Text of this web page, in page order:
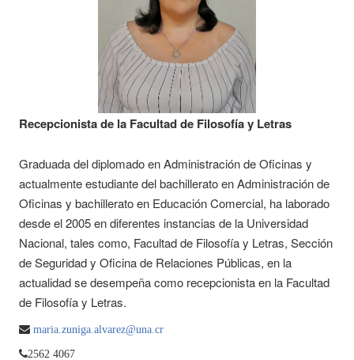
Recepcionista de la Facultad de Filosofía y Letras
Graduada del diplomado en Administración de Oficinas y
actualmente estudiante del bachillerato en Administración de
Oficinas y bachillerato en Educación Comercial, ha laborado
desde el 2005 en diferentes instancias de la Universidad
Nacional, tales como, Facultad de Filosofía y Letras, Sección
de Seguridad y Oficina de Relaciones Públicas, en la
actualidad se desempeña como recepcionista en la Facultad
de Filosofía y Letras.
maria.zuniga.alvarez@una.cr
2562 4067